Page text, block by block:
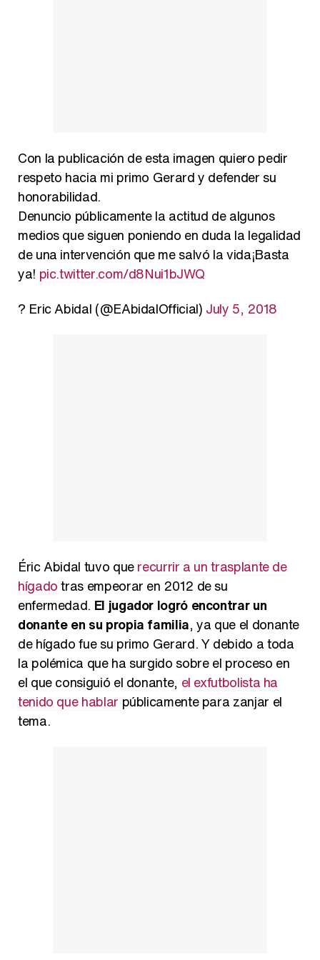
Con la publicación de esta imagen quiero pedir
respeto hacia mi primo Gerard y defender su
honorabilidad.
Denuncio públicamente la actitud de algunos
medios que siguen poniendo en duda la legalidad
de una intervención que me salvó la vida¡Basta
ya! pic.twitter.com/d8Nui1bJWQ
? Eric Abidal (@EAbidalOfficial) July 5, 2018
Éric Abidal tuvo querecurrir a un trasplante de
hígadotras empeorar en 2012 de su
enfermedad. El jugador logró encontrar un
donante en su propia familia, ya que el donante
de hígado fue su primo Gerard. Y debido a toda
la polémica que ha surgido sobre el proceso en
el que consiguió el donante, el exfutbolista ha
tenido que hablar públicamente para zanjar el
tema.